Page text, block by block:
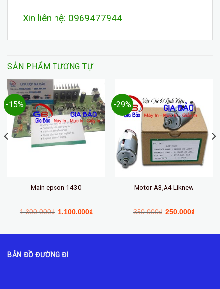
Xin liên hệ: 0969477944
SẢN PHẨM TƯƠNG TỰ
-15%
Main epson 1430
1.300.000₫ 1.100.000₫
-29%
Motor A3,A4 Liknew
350.000₫ 250.000₫
BẢN ĐỒ ĐƯỜNG ĐI